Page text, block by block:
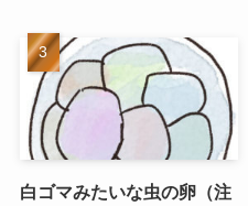
白ゴマみたいな虫の卵（注